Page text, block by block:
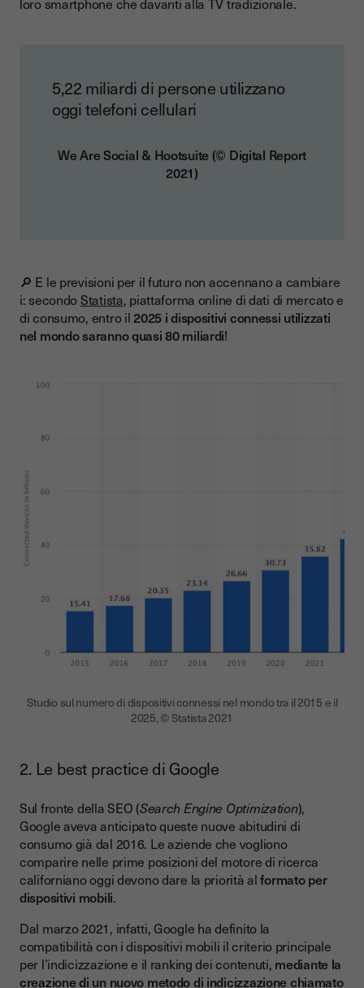
5,22 miliardi di persone utilizzano
oggi telefoni cellulari
We Are Social & Hootsuite (© Digital Report
2021)
🔎 E le previsioni per il futuro non accennano a cambiare
i: secondoStatista, piattaforma online di dati di mercato e
di consumo, entro il2025 i dispositivi connessi utilizzati
nel mondo saranno quasi 80 miliardi!
Studio sul numero di dispositivi connessi nel mondo tra il 2015 e il
2025, © Statista 2021
2. Le best practice di Google
Sul fronte della SEO (Search Engine Optimization),
Google aveva anticipato queste nuove abitudini di
consumo già dal 2016. Le aziende che vogliono
comparire nelle prime posizioni del motore di ricerca
californiano oggi devono dare la priorità alformato per
dispositivi mobili.
Dal marzo 2021, infatti, Google ha definito la
compatibilità con i dispositivi mobili il criterio principale
per l’indicizzazione e il ranking dei contenuti, mediante la
creazione di un nuovo metodo di indicizzazione chiamato